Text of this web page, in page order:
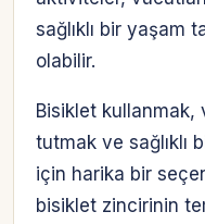
sağlıklı bir yaşam
olabilir.
Bisiklet kullanmak,
tutmak ve sağlıklı
için harika bir
bisiklet zincirinin